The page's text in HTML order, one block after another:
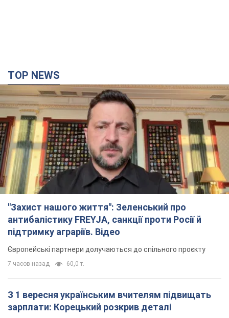
TOP NEWS
"Захист нашого життя": Зеленський про
антибалістику FREYJA, санкції проти Росії й
підтримку аграріїв. Відео
Європейські партнери долучаються до спільного проєкту
7 часов назад 60,0 т.
З 1 вересня українським вчителям підвищать
зарплати: Корецький розкрив деталі